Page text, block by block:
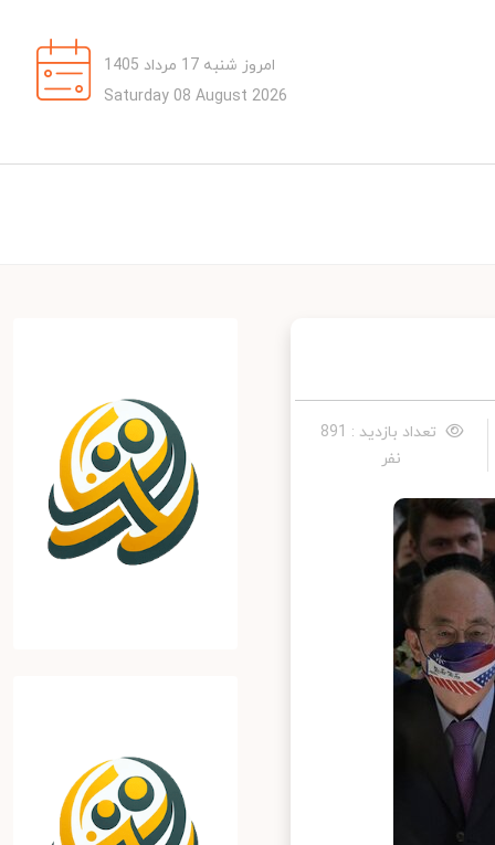
امروز شنبه 17 مرداد 1405
Saturday 08 August 2026
تعداد بازدید : 891
نفر